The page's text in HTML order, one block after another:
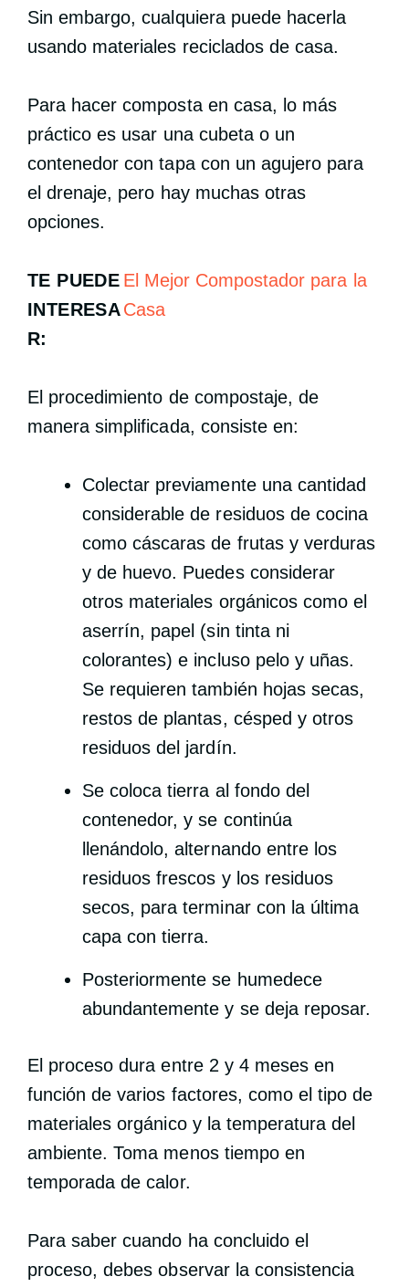
Sin embargo, cualquiera puede hacerla
usando materiales reciclados de casa.
Para hacer composta en casa, lo más
práctico es usar una cubeta o un
contenedor con tapa con un agujero para
el drenaje, pero hay muchas otras
opciones.
TE PUEDE
INTERESA
R:
El Mejor Compostador para la
Casa
El procedimiento de compostaje, de
manera simplificada, consiste en:
Colectar previamente una cantidad
considerable de residuos de cocina
como cáscaras de frutas y verduras
y de huevo. Puedes considerar
otros materiales orgánicos como el
aserrín, papel (sin tinta ni
colorantes) e incluso pelo y uñas.
Se requieren también hojas secas,
restos de plantas, césped y otros
residuos del jardín.
Se coloca tierra al fondo del
contenedor, y se continúa
llenándolo, alternando entre los
residuos frescos y los residuos
secos, para terminar con la última
capa con tierra.
Posteriormente se humedece
abundantemente y se deja reposar.
El proceso dura entre 2 y 4 meses en
función de varios factores, como el tipo de
materiales orgánico y la temperatura del
ambiente. Toma menos tiempo en
temporada de calor.
Para saber cuando ha concluido el
proceso, debes observar la consistencia